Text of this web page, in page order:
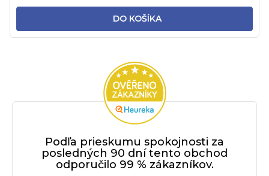
DO KOŠÍKA
Podľa prieskumu spokojnosti za
posledných 90 dní tento obchod
odporučilo 99 % zákazníkov.